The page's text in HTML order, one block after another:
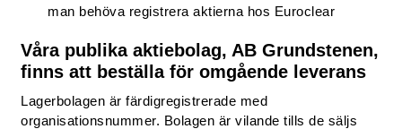
man behöva registrera aktierna hos Euroclear
Våra publika aktiebolag, AB Grundstenen,
finns att beställa för omgående leverans
Lagerbolagen är färdigregistrerade med
organisationsnummer. Bolagen är vilande tills de säljs